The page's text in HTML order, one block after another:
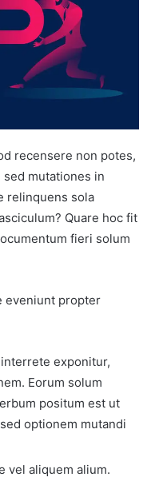
recensere non potes,
mutationes in
relinquens sola
Quare hoc fit
fieri solum
eveniunt propter
exponitur,
Eorum solum
positum est ut
optionem mutandi
vel aliquem alium.